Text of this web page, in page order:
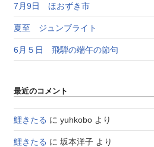
7月9日 ほおずき市
夏至 ジュンブライト
6月５日 飛騨の端午の節句
最近のコメント
鯉きたる に yuhkoboより
鯉きたる に 坂本洋子より